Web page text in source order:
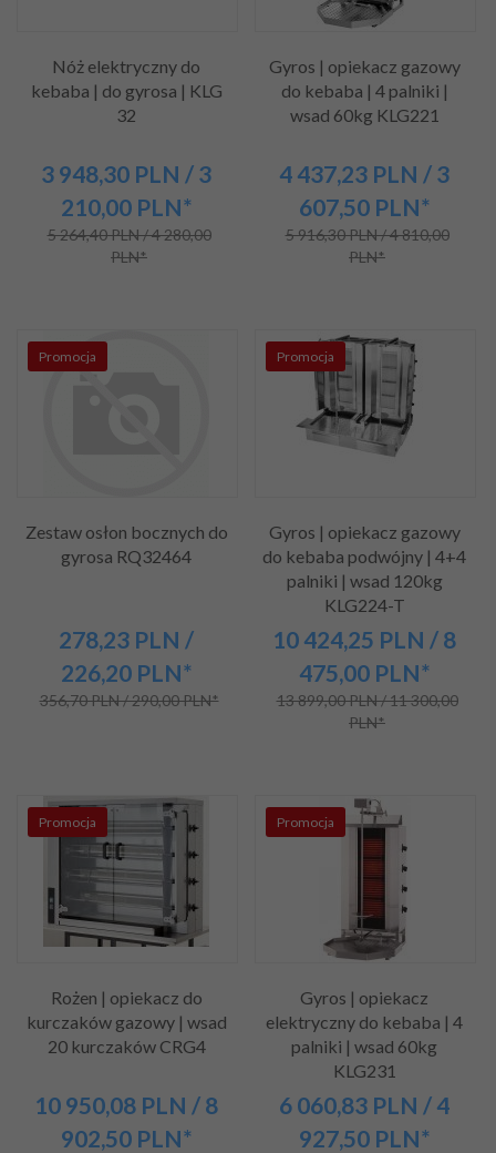
Nóż elektryczny do
kebaba | do gyrosa | KLG
32
3 948,30 PLN / 3
210,00 PLN*
5 264,40 PLN / 4 280,00
PLN*
Gyros | opiekacz gazowy
do kebaba | 4 palniki |
wsad 60kg KLG221
4 437,23 PLN / 3
607,50 PLN*
5 916,30 PLN / 4 810,00
PLN*
Promocja
Zestaw osłon bocznych do
gyrosa RQ32464
278,23 PLN /
226,20 PLN*
356,70 PLN / 290,00 PLN*
Promocja
Gyros | opiekacz gazowy
do kebaba podwójny | 4+4
palniki | wsad 120kg
KLG224-T
10 424,25 PLN / 8
475,00 PLN*
13 899,00 PLN / 11 300,00
PLN*
Promocja
Rożen | opiekacz do
kurczaków gazowy | wsad
20 kurczaków CRG4
10 950,08 PLN / 8
902,50 PLN*
Promocja
Gyros | opiekacz
elektryczny do kebaba | 4
palniki | wsad 60kg
KLG231
6 060,83 PLN / 4
927,50 PLN*